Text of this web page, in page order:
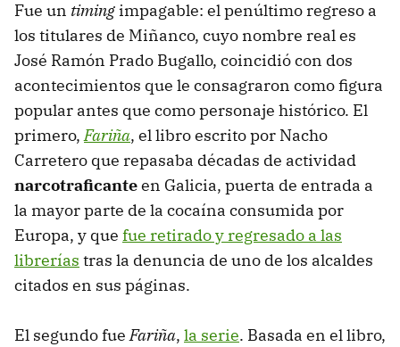
Fue un timing impagable: el penúltimo regreso a
los titulares de Miñanco, cuyo nombre real es
José Ramón Prado Bugallo, coincidió con dos
acontecimientos que le consagraron como figura
popular antes que como personaje histórico. El
primero,Fariña, el libro escrito por Nacho
Carretero que repasaba décadas de actividad
narcotraficanteen Galicia, puerta de entrada a
la mayor parte de la cocaína consumida por
Europa, y que fue retirado y regresado a las
librerías tras la denuncia de uno de los alcaldes
citados en sus páginas.
El segundo fueFariña, la serie. Basada en el libro,